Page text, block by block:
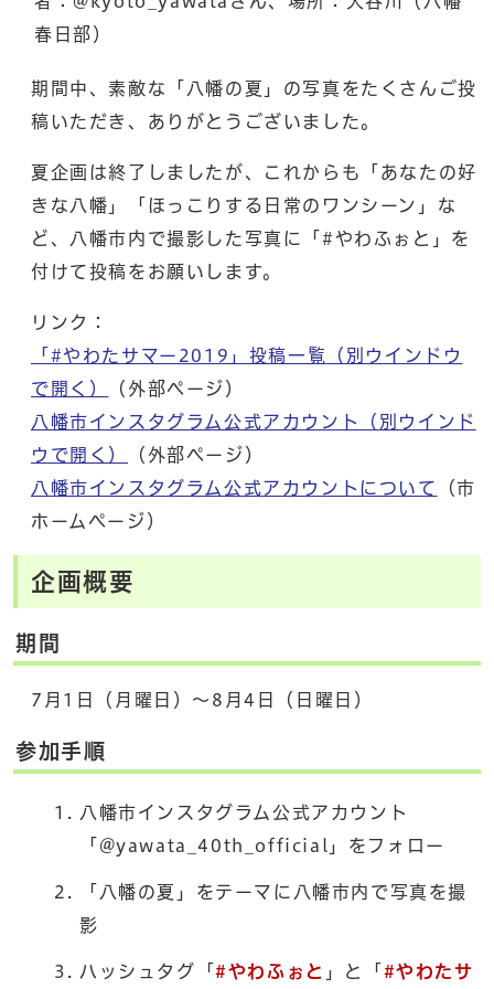
春日部）
期間中、素敵な「八幡の夏」の写真をたくさんご投
稿いただき、ありがとうございました。
夏企画は終了しましたが、これからも「あなたの好
きな八幡」「ほっこりする日常のワンシーン」な
ど、八幡市内で撮影した写真に「#やわふぉと」を
付けて投稿をお願いします。
リンク：
「#やわたサマー2019」投稿一覧
（別ウインドウ
で開く）
（外部ページ）
八幡市インスタグラム公式アカウント
（別ウインド
ウで開く）
（外部ページ）
八幡市インスタグラム公式アカウントについて
（市
ホームページ）
企画概要
期間
7月1日（月曜日）～8月4日（日曜日）
参加手順
八幡市インスタグラム 公式アカウント
「@yawata_40th_official」をフォロー
「八幡の夏」をテーマに八幡市内で写真を撮
影
ハッシュタグ「#やわふぉと 」と「#やわたサ